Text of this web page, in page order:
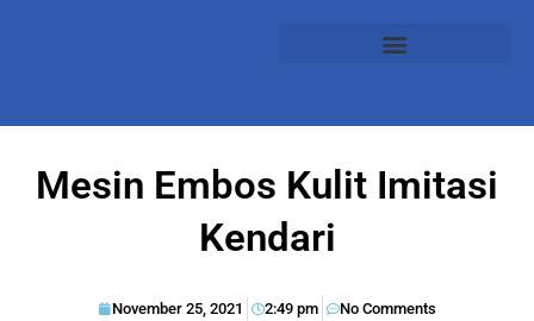
Mesin Embos Kulit Imitasi
Kendari
November 25, 2021 2:49 pm No Comments